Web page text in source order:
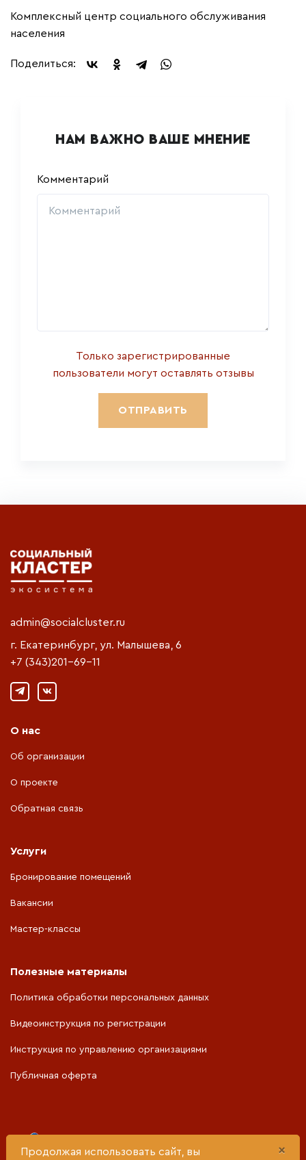
×
Продолжая использовать сайт, вы
Комплексный центр социального обслуживания
населения
Поделиться:
НАМ ВАЖНО ВАШЕ МНЕНИЕ
Комментарий
Только зарегистрированные
пользователи могут оставлять отзывы
admin@socialcluster.ru
г. Екатеринбург, ул. Малышева, 6
+7 (343)201-69-11
О нас
Об организации
О проекте
Обратная связь
Услуги
Бронирование помещений
Вакансии
Мастер-классы
Полезные материалы
Политика обработки персональных данных
Видеоинструкция по регистрации
Инструкция по управлению организациями
Публичная оферта